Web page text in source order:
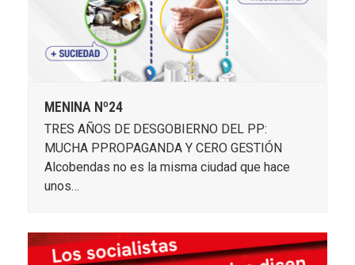
MENINA Nº24
TRES AÑOS DE DESGOBIERNO DEL PP:
MUCHA PPROPAGANDA Y CERO GESTIÓN
Alcobendas no es la misma ciudad que hace
unos…